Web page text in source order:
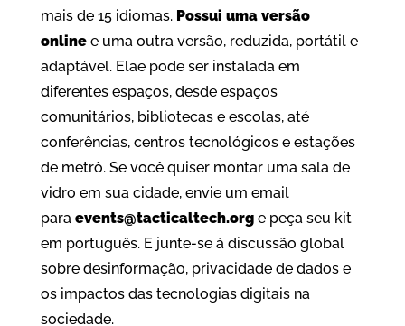
mais de 15 idiomas. Possui uma versão
onlinee uma outra versão, reduzida, portátil e
adaptável. Elae pode ser instalada em
diferentes espaços, desde espaços
comunitários, bibliotecas e escolas, até
conferências, centros tecnológicos e estações
de metrô. Se você quiser montar uma sala de
vidro em sua cidade, envie um email
para events@tacticaltech.orge peça seu kit
em português. E junte-se à discussão global
sobre desinformação, privacidade de dados e
os impactos das tecnologias digitais na
sociedade.